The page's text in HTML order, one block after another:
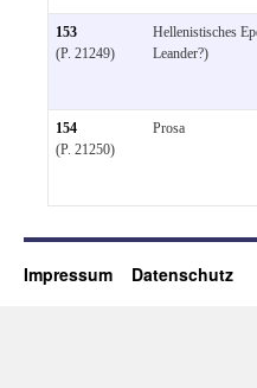
153
(P. 21249)
Hellenistisches
Leander?)
154
(P. 21250)
Prosa
Impressum Datenschutz